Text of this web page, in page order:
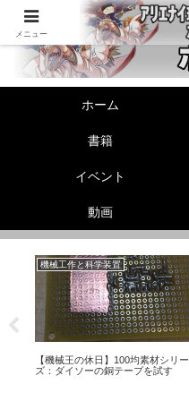
ホーム
書籍
イベント
動画
機械工作と科学装置
【機械王の休日】100均素材シリー
ズ：ダイソーの銅テープを試す
メニュー